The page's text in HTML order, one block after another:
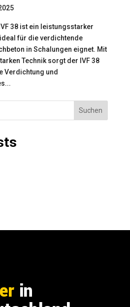
38 ist ein leistungsstarker
für die verdichtende
in Schalungen eignet. Mit
Technik sorgt der IVF 38
Verdichtung und
Suchen
in